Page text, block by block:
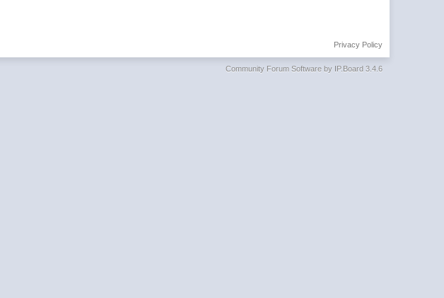
Privacy Policy
Community Forum Software by IP.Board 3.4.6